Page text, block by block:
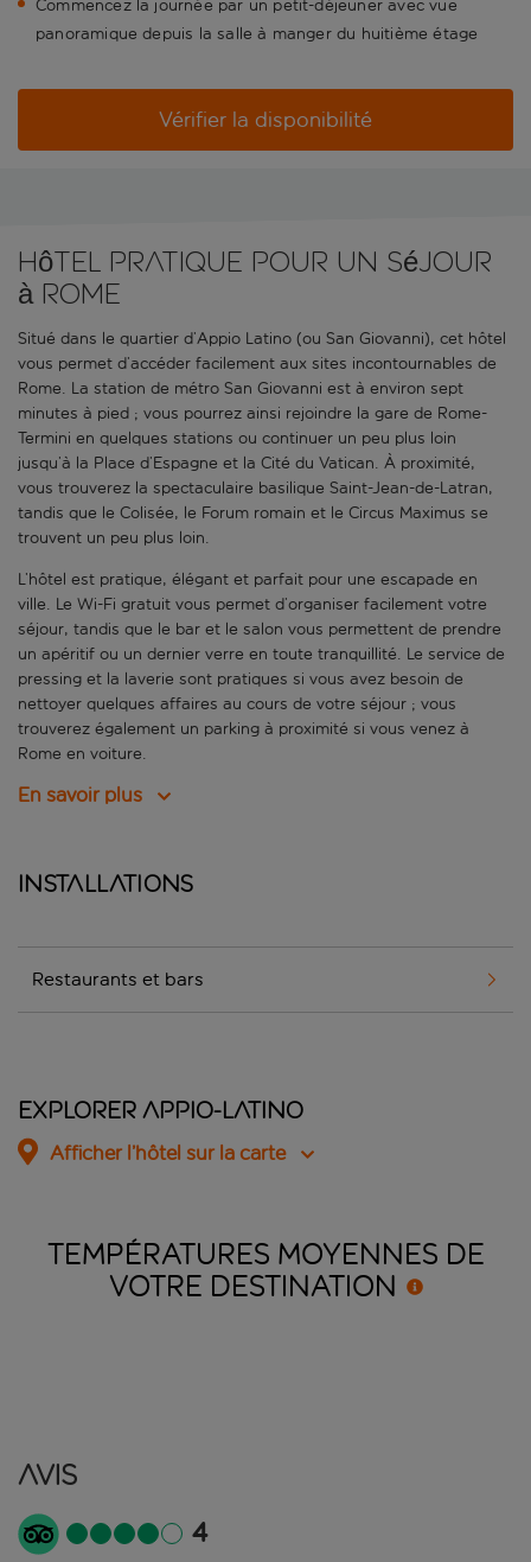
Commencez la journée par un petit-déjeuner avec vue
panoramique depuis la salle à manger du huitième étage
Vérifier la disponibilité
Hôtel pratique pour un séjour
à Rome
Situé dans le quartier d’Appio Latino (ou San Giovanni), cet hôtel
vous permet d’accéder facilement aux sites incontournables de
Rome. La station de métro San Giovanni est à environ sept
minutes à pied ; vous pourrez ainsi rejoindre la gare de Rome-
Termini en quelques stations ou continuer un peu plus loin
jusqu’à la Place d’Espagne et la Cité du Vatican. À proximité,
vous trouverez la spectaculaire basilique Saint-Jean-de-Latran,
tandis que le Colisée, le Forum romain et le Circus Maximus se
trouvent un peu plus loin.
L’hôtel est pratique, élégant et parfait pour une escapade en
ville. Le Wi-Fi gratuit vous permet d’organiser facilement votre
séjour, tandis que le bar et le salon vous permettent de prendre
un apéritif ou un dernier verre en toute tranquillité. Le service de
pressing et la laverie sont pratiques si vous avez besoin de
nettoyer quelques affaires au cours de votre séjour ; vous
trouverez également un parking à proximité si vous venez à
Rome en voiture.
En savoir plus
Installations
Restaurants et bars
Explorer Appio-Latino
Afficher l’hôtel sur la carte
TEMPÉRATURES MOYENNES DE
VOTRE DESTINATION
Avis
4